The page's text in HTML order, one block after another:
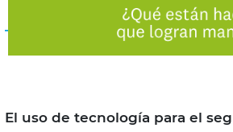
El uso de tecnología para el